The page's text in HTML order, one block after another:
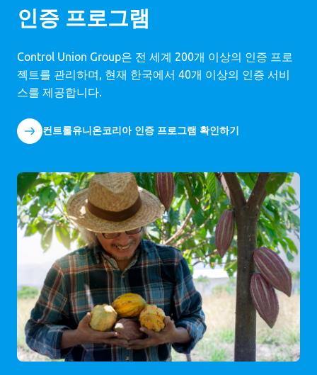
인증 프로그램
Control Union Group은 전 세계 200개 이상의 인증 프로
젝트를 관리하며, 현재 한국에서 40개 이상의 인증 서비
스를 제공합니다.
컨트롤유니온코리아 인증 프로그램 확인하기